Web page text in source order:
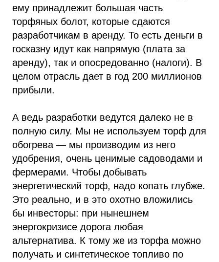
ему принадлежит большая часть
торфяных болот, которые сдаются
разработчикам в аренду. То есть деньги в
госказну идут как напрямую (плата за
аренду), так и опосредованно (налоги). В
целом отрасль дает в год 200 миллионов
прибыли.
А ведь разработки ведутся далеко не в
полную силу. Мы не используем торф для
обогрева — мы производим из него
удобрения, очень ценимые садоводами и
фермерами. Чтобы добывать
энергетический торф, надо копать глубже.
Это реально, и в это охотно вложились
бы инвесторы: при нынешнем
энергокризисе дорога любая
альтернатива. К тому же из торфа можно
получать и синтетическое топливо по